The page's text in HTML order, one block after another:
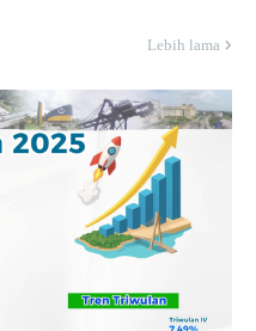
Lebih lama